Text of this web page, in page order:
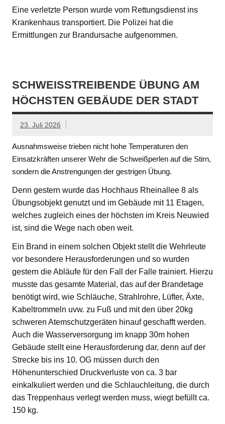
Eine verletzte Person wurde vom Rettungsdienst ins
Krankenhaus transportiert. Die Polizei hat die
Ermittlungen zur Brandursache aufgenommen.
SCHWEISSTREIBENDE ÜBUNG AM H
ÖCHSTEN GEBÄUDE DER STADT
23. Juli 2026
Ausnahmsweise trieben nicht hohe Temperaturen den
Einsatzkräften unserer Wehr die Schweißperlen auf die Stirn,
sondern die Anstrengungen der gestrigen Übung.
Denn gestern wurde das Hochhaus Rheinallee 8 als
Übungsobjekt genutzt und im Gebäude mit 11 Etagen,
welches zugleich eines der höchsten im Kreis Neuwied
ist, sind die Wege nach oben weit.
Ein Brand in einem solchen Objekt stellt die Wehrleute
vor besondere Herausforderungen und so wurden
gestern die Abläufe für den Fall der Falle trainiert. Hierzu
musste das gesamte Material, das auf der Brandetage
benötigt wird, wie Schläuche, Strahlrohre, Lüfter, Äxte,
Kabeltrommeln uvw. zu Fuß und mit den über 20kg
schweren Atemschutzgeräten hinauf geschafft werden.
Auch die Wasserversorgung im knapp 30m hohen
Gebäude stellt eine Herausforderung dar, denn auf der
Strecke bis ins 10. OG müssen durch den
Höhenunterschied Druckverluste von ca. 3 bar
einkalkuliert werden und die Schlauchleitung, die durch
das Treppenhaus verlegt werden muss, wiegt befüllt ca.
150 kg.